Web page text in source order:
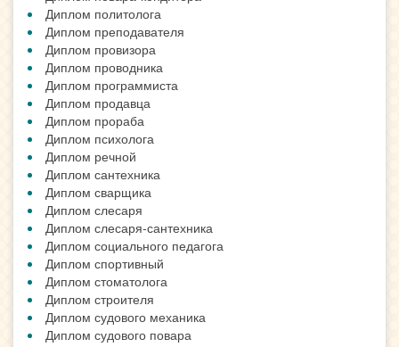
Диплом политолога
Диплом преподавателя
Диплом провизора
Диплом проводника
Диплом программиста
Диплом продавца
Диплом прораба
Диплом психолога
Диплом речной
Диплом сантехника
Диплом сварщика
Диплом слесаря
Диплом слесаря-сантехника
Диплом социального педагога
Диплом спортивный
Диплом стоматолога
Диплом строителя
Диплом судового механика
Диплом судового повара